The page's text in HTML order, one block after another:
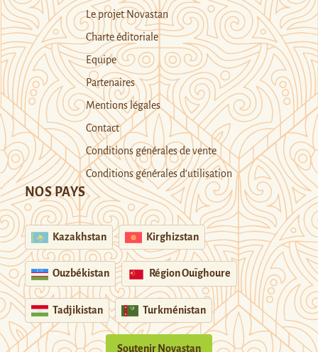
Le projet Novastan
Charte éditoriale
Equipe
Partenaires
Mentions légales
Contact
Conditions générales de vente
Conditions générales d’utilisation
NOS PAYS
Kazakhstan Kirghizstan
Ouzbékistan Région Ouïghoure
Tadjikistan Turkménistan
Soutenir Novastan